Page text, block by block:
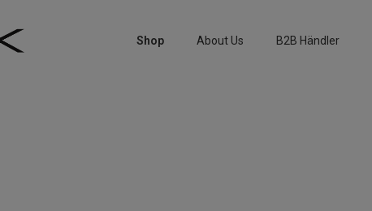
Shop
About Us B2B Händler